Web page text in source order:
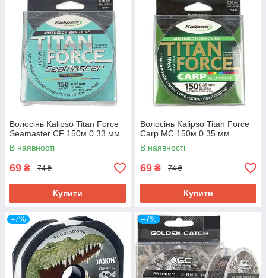
Всі вхідні заявки обробляються максимально
швидко, а 95% замовлень відправляються до
своїх власників у день оформлення.
ПРОФЕСІОНАЛІЗМ
особливості всіх товарів вони знають не з
АКЦІЇ ТА ЗНИЖКИ
Волосінь Kalipso Titan Force
Seamaster CF 150м 0.33 мм
В наявності
69 ₴ 74 ₴
Купити
Волосінь Kalipso Titan Force
Carp MC 150м 0.35 мм
В наявності
69 ₴ 74 ₴
Купити
–7% –7%